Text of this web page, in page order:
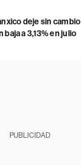
deje sin cambio
a 3,13% en julio
PUBLICIDAD